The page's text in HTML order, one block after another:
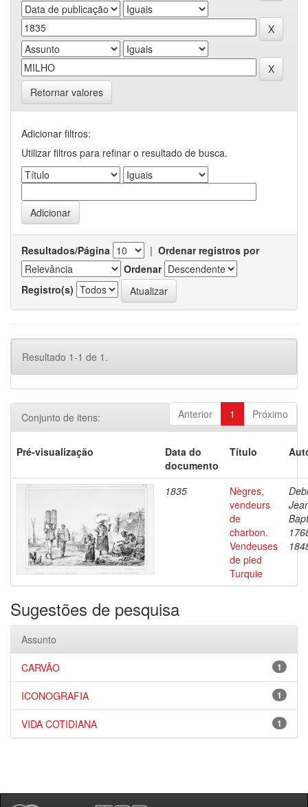
Retornar valores
Adicionar filtros:
Utilizar filtros para refinar o resultado de busca.
Resultados/Página | Ordenar registros por
Ordenar
Registro(s)
Resultado 1-1 de 1.
Anterior 1 Próximo
Conjunto de itens:
Pré-visualização
Data do
documento
Título
1835
Nègres,
vendeurs
de
charbon.
Vendeuses
de pled
Turquie
Sugestões de pesquisa
Assunto
1
CARVÃO
1
ICONOGRAFIA
1
VIDA COTIDIANA